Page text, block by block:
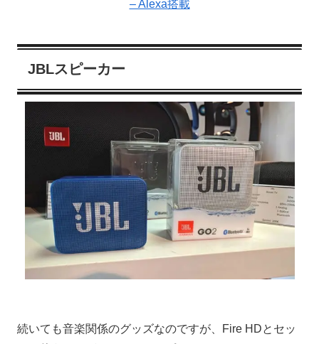
– Alexa搭載
JBLスピーカー
続いても音楽関係のグッズなのですが、Fire HDとセッ